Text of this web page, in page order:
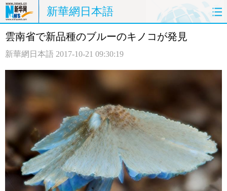
新華網日本語
ホームページ 政治 経済
評論
中日対訳
雲南省で新品種のブルーのキノコが発見
新華網日本語 2017-10-21 09:30:19